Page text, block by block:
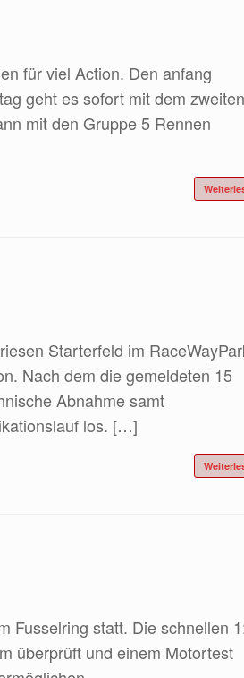
für viel Action. Den anfang
geht es sofort mit dem zweiten
mit den Gruppe 5 Rennen
Starterfeld im
Nach dem die gemeldeten 15
Abnahme samt
los. […]
Fusselring statt. Die schnellen
überprüft und einem Motortest